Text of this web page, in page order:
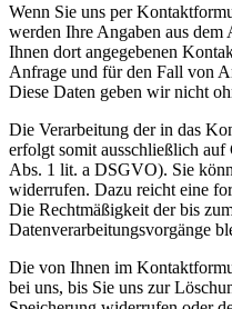
Wenn Sie uns per
werden Ihre Angaben aus
Ihnen dort angegebenen
Anfrage und für den Fall von
Diese Daten geben wir nicht
Die Verarbeitung der in das
erfolgt somit ausschließlich
Abs. 1 lit. a DSGVO). Sie
widerrufen. Dazu reicht eine
Die Rechtmäßigkeit der bis
Datenverarbeitungsvorgänge
Die von Ihnen im
bei uns, bis Sie uns zur